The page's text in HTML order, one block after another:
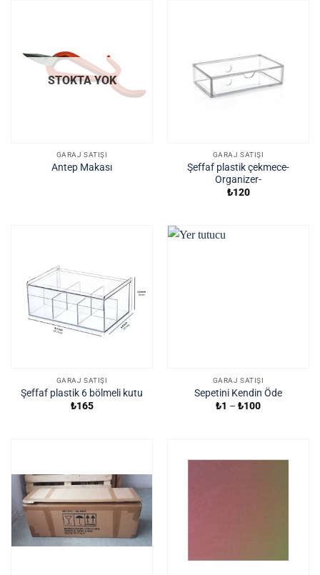
STOKTA YOK
GARAJ SATIŞI
Antep Makası
GARAJ SATIŞI
Şeffaf plastik çekmece-
Organizer-
₺120
GARAJ SATIŞI
Şeffaf plastik 6 bölmeli kutu
₺165
GARAJ SATIŞI
Sepetini Kendin Öde
₺1 – ₺100Fiyat